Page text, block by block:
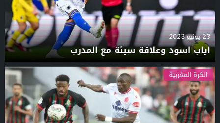
23 يونيو 2023
اياب اسود وعلاقة سيئة مع المدرب
الكرة المغربية